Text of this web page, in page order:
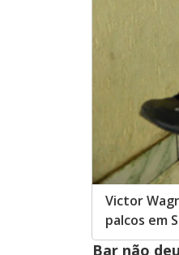
Victor
palcos em
Bar não